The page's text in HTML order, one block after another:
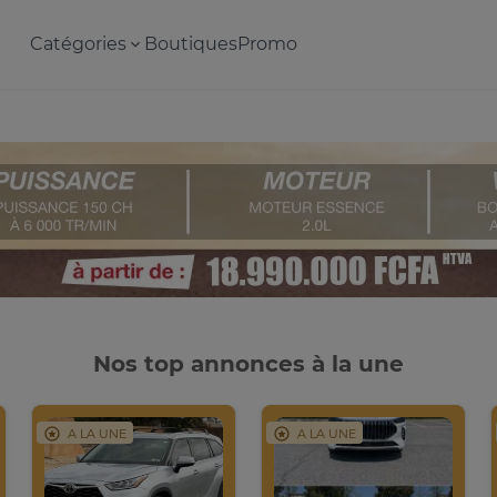
Catégories BoutiquesPromo
Nos top annonces à la une
A LA UNE A LA UNE